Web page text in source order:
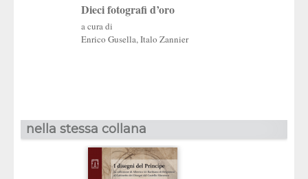
Dieci fotografi d’oro
a cura di
Enrico Gusella,Italo Zannier
nella stessa collana